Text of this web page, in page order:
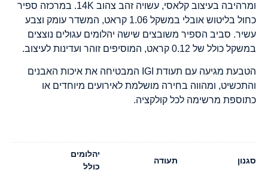
ומרהיבה בעיצוב קלאסי, עשויה זהב צהוב 14K. במרכזה ספיר
כחול בליטוש אובלי במשקל 1.06 קראט, המשדר עומק וצבע
עשיר. סביב הספיר משובצים שישה יהלומים עגולים נוצצים
במשקל כולל של 0.12 קראט, המוסיפים זוהר ועדינות לעיצוב.
הטבעת מגיעה עם תעודת IGI המבטיחה את איכות האבנים
והתכשיט, ומהווה בחירה מושלמת לאירועים מיוחדים או
כתוספת מרשימה לכל קולקציה.
סגנון תעודה
יהלומים
כולל